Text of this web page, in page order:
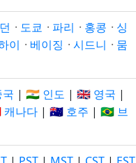
· 도쿄 · 파리 · 홍콩 · 싱
이 · 베이징 · 시드니 · 뭄
| 🇮🇳 인도 | 🇬🇧 영국 |
캐나다 | 🇦🇺 호주 | 🇧🇷 브